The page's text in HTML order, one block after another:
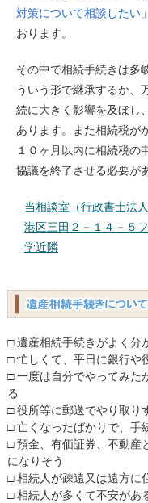
対策について相談したい」
おります。
その中で相続手続きは多
ういう形で継承するか、
続に大きく影響を及ぼし
あります。また相続税が
１０ヶ月以内に相続税の
協議を終了させる必要が
当相談室（行政書士法
港区三田２－１４－５
学近隣
□ 遺産相続手続きがよく分
□ 忙しくて、平日に銀行や
□ 一度は自分でやってみた
る
□ 役所等に郵送でやり取り
□ 亡くなったばかりで、手
□ 預金、有価証券、不動産
になりそう
□ 相続人が疎遠又は遠方に
□ 相続人が多くて不安があ